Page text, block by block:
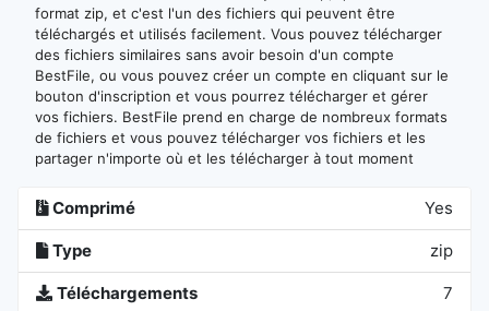
format zip, et c'est l'un des fichiers qui peuvent être
téléchargés et utilisés facilement. Vous pouvez télécharger
des fichiers similaires sans avoir besoin d'un compte
BestFile, ou vous pouvez créer un compte en cliquant sur le
bouton d'inscription et vous pourrez télécharger et gérer
vos fichiers. BestFile prend en charge de nombreux formats
de fichiers et vous pouvez télécharger vos fichiers et les
partager n'importe où et les télécharger à tout moment
Comprimé Yes
Type zip
Téléchargements 7